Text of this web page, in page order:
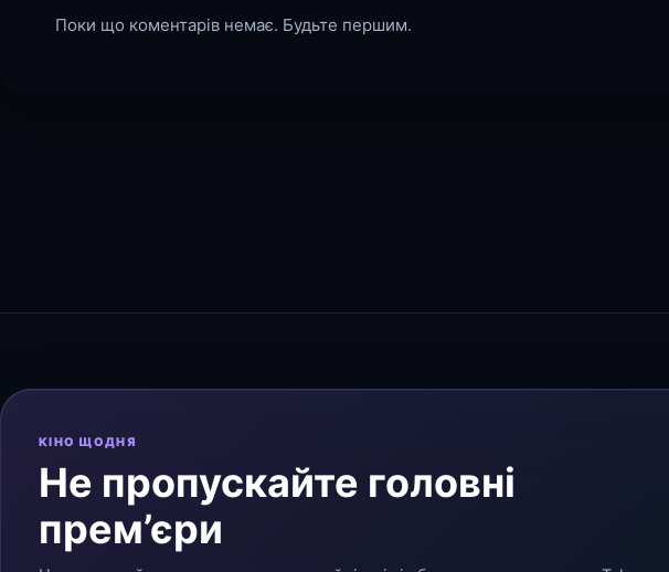
Поки що коментарів немає. Будьте першим.
КІНО ЩОДНЯ
Не пропускайте головні
прем’єри